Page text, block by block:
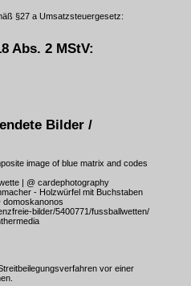
§27 a Umsatzsteuergesetz:
Abs. 2 MStV:
Bilder /
image of blue matrix and codes
| @ cardephotography
- Holzwürfel mit Buchstaben
domoskanonos
bilder/5400771/fussballwetten/
vor einer